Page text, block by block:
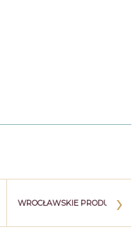
WROCŁAWSKIE PRODUKTY
›